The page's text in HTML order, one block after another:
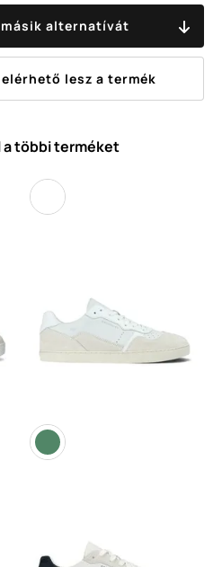
másik alternatívát
lesz a termék
a többi terméket